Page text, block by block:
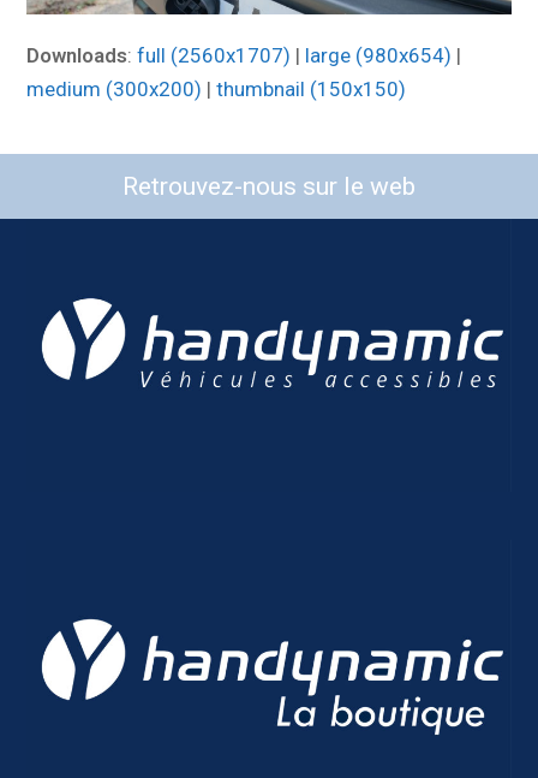
Downloads:full (2560x1707) | large (980x654) |
medium (300x200) |thumbnail (150x150)
Retrouvez-nous sur le web